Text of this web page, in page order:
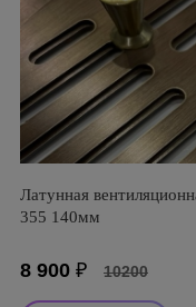
Латунная
355 140мм
8 900 ₽ 10200